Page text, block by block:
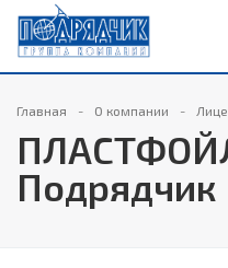
Главная О компании
Подрядчик